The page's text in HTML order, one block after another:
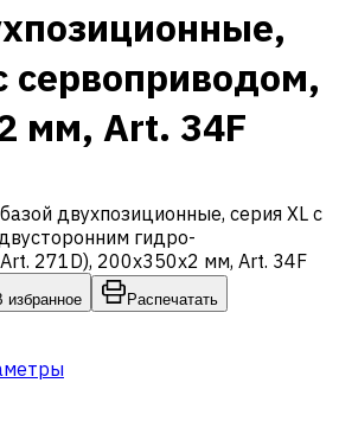
сервоприводом,
мм, Art. 34F
двухпозиционные, серия XL с
гидро-
271D), 200х350х2 мм, Art. 34F
избранное
Распечатать